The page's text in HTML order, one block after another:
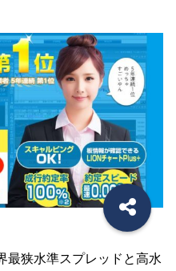
最狭水準スプレッドと高水